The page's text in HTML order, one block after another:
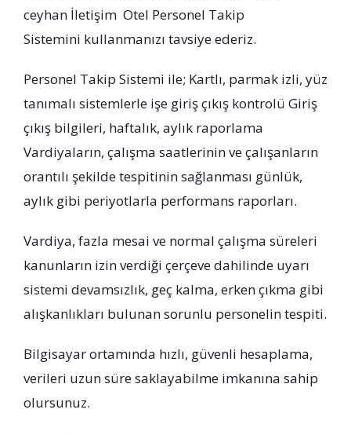
ceyhan İletişim Otel Personel Takip
Sistemini kullanmanızı tavsiye ederiz.
Personel Takip Sistemi ile; Kartlı, parmak izli, yüz
tanımalı sistemlerle işe giriş çıkış kontrolü Giriş
çıkış bilgileri, haftalık, aylık raporlama
Vardiyaların, çalışma saatlerinin ve çalışanların
orantılı şekilde tespitinin sağlanması günlük,
aylık gibi periyotlarla performans raporları.
Vardiya, fazla mesai ve normal çalışma süreleri
kanunların izin verdiği çerçeve dahilinde uyarı
sistemi devamsızlık, geç kalma, erken çıkma gibi
alışkanlıkları bulunan sorunlu personelin tespiti.
Bilgisayar ortamında hızlı, güvenli hesaplama,
verileri uzun süre saklayabilme imkanına sahip
olursunuz.